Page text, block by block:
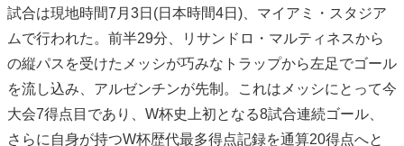
試合は現地時間7月3日(日本時間4日)、マイアミ・スタジア
ムで行われた。前半29分、リサンドロ・マルティネスから
の縦パスを受けたメッシが巧みなトラップから左足でゴール
を流し込み、アルゼンチンが先制。これはメッシにとって今
大会7得点目であり、W杯史上初となる8試合連続ゴール、
さらに自身が持つW杯歴代最多得点記録を通算20得点へと